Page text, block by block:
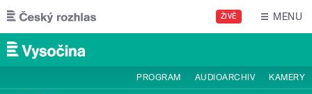
Přejít k hlavnímu obsahu
ŽIVĚ MENU
PROGRAM AUDIOARCHIV KAMERY